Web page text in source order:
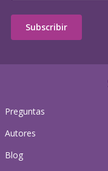
Preguntas
Autores
Blog
Subscribir